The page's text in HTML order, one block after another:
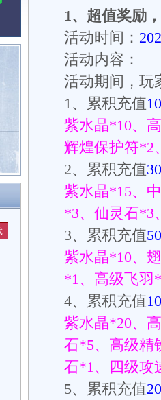
1、 超值奖励
活动时间：
活动内容：
活动期间，玩
1、累积充值
紫水晶*10、
辉煌保护符*2
2、累积充值
紫水晶*15、
*3、仙灵石*3
3、累积充值
紫水晶*10、
*1、高级飞羽
4、累积充值
紫水晶*20、
石*5、高级精
石*1、四级攻
5、累积充值